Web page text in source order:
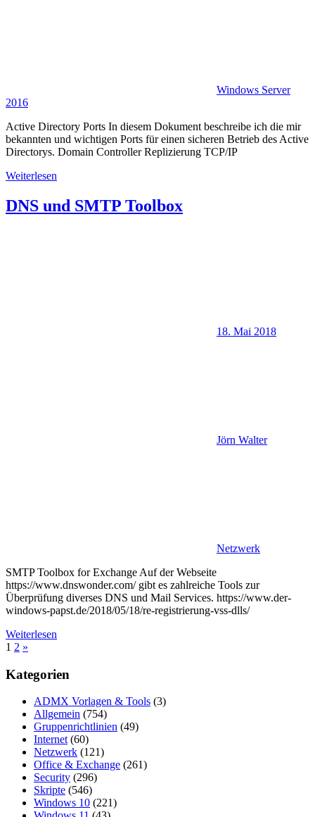
Windows Server
2016
Active Directory Ports In diesem Dokument beschreibe ich die mir
bekannten und wichtigen Ports für einen sicheren Betrieb des Active
Directorys. Domain Controller Replizierung TCP/IP
Weiterlesen
DNS und SMTP Toolbox
18. Mai 2018
Jörn Walter
Netzwerk
SMTP Toolbox for Exchange Auf der Webseite
https://www.dnswonder.com/ gibt es zahlreiche Tools zur
Überprüfung diverses DNS und Mail Services. https://www.der-
windows-papst.de/2018/05/18/re-registrierung-vss-dlls/
Weiterlesen
Seitennummerierung
der
Beiträge
1 2 Nächste
»
Kategorien
ADMX Vorlagen & Tools (3)
Allgemein (754)
Gruppenrichtlinien (49)
Internet (60)
Netzwerk (121)
Office & Exchange (261)
Security (296)
Skripte (546)
Windows 10 (221)